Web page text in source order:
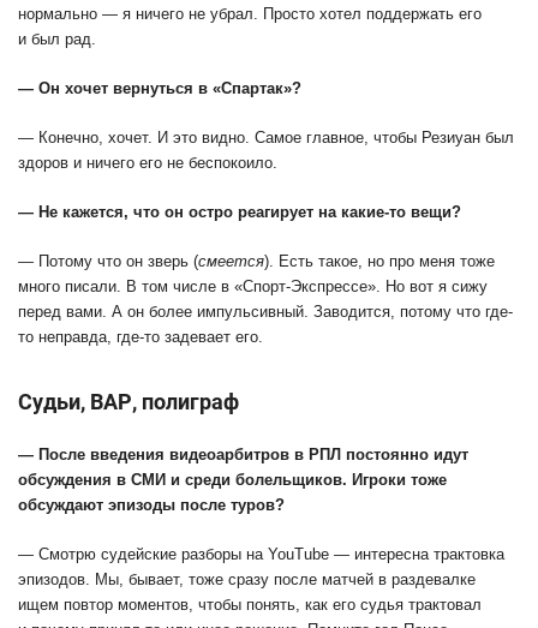
нормально — я ничего не убрал. Просто хотел поддержать его
и был рад.
— Он хочет вернуться в «Спартак»?
— Конечно, хочет. И это видно. Самое главное, чтобы Резиуан был
здоров и ничего его не беспокоило.
— Не кажется, что он остро реагирует на какие-то вещи?
— Потому что он зверь (смеется). Есть такое, но про меня тоже
много писали. В том числе в «Спорт-Экспрессе». Но вот я сижу
перед вами. А он более импульсивный. Заводится, потому что где-
то неправда, где-то задевает его.
Судьи, ВАР, полиграф
— После введения видеоарбитров в РПЛ постоянно идут
обсуждения в СМИ и среди болельщиков. Игроки тоже
обсуждают эпизоды после туров?
— Смотрю судейские разборы на YouTube — интересна трактовка
эпизодов. Мы, бывает, тоже сразу после матчей в раздевалке
ищем повтор моментов, чтобы понять, как его судья трактовал